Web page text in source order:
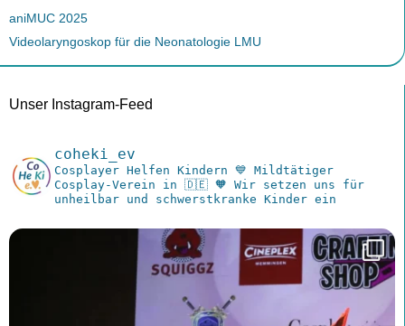
aniMUC 2025
Videolaryngoskop für die Neonatologie LMU
Unser Instagram-Feed
coheki_ev
Cosplayer Helfen Kindern 💙 Mildtätiger
Cosplay-Verein in 🇩🇪 🧡 Wir setzen uns für
unheilbar und schwerstkranke Kinder ein